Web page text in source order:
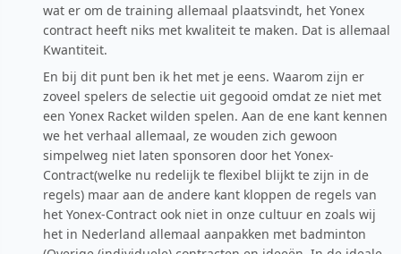
wat er om de training allemaal plaatsvindt, het Yonex
contract heeft niks met kwaliteit te maken. Dat is allemaal
Kwantiteit.
En bij dit punt ben ik het met je eens. Waarom zijn er
zoveel spelers de selectie uit gegooid omdat ze niet met
een Yonex Racket wilden spelen. Aan de ene kant kennen
we het verhaal allemaal, ze wouden zich gewoon
simpelweg niet laten sponsoren door het Yonex-
Contract(welke nu redelijk te flexibel blijkt te zijn in de
regels) maar aan de andere kant kloppen de regels van
het Yonex-Contract ook niet in onze cultuur en zoals wij
het in Nederland allemaal aanpakken met badminton